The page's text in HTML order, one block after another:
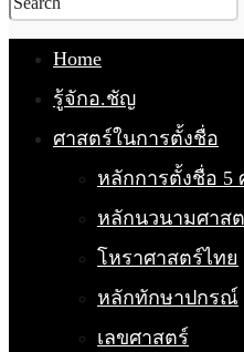
Home
รู้จักอ.ชัญ
ศาสตร์ในการตั้งชื่อ
หลักการตั้งชื่อ 5
หลักนวนามศาส
โหราศาสตร์ไทย
หลักทักษาปกรณ์
เลขศาสตร์